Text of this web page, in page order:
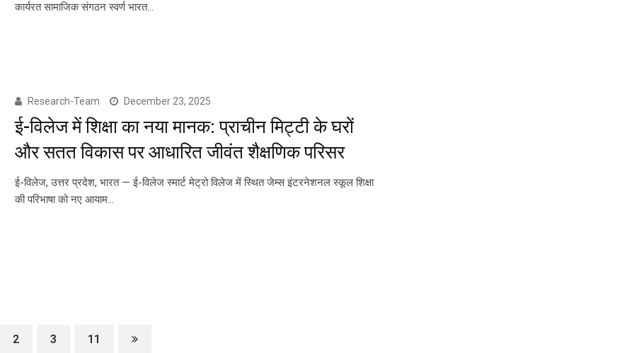
कार्यरत सामाजिक संगठन स्वर्ण भारत…
Research-Team December 23, 2025
ई-विलेज में शिक्षा का नया मानक: प्राचीन मिट्टी के घरों
और सतत विकास पर आधारित जीवंत शैक्षणिक परिसर
ई-विलेज, उत्तर प्रदेश, भारत — ई-विलेज स्मार्ट मेट्रो विलेज में स्थित जेम्स इंटरनेशनल स्कूल शिक्षा
की परिभाषा को नए आयाम…
2 3 11